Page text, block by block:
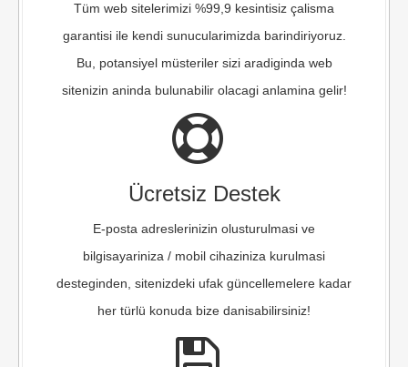
Tüm web sitelerimizi %99,9 kesintisiz çalisma
garantisi ile kendi sunucularimizda barindiriyoruz.
Bu, potansiyel müsteriler sizi aradiginda web
sitenizin aninda bulunabilir olacagi anlamina gelir!
Ücretsiz Destek
E-posta adreslerinizin olusturulmasi ve
bilgisayariniza / mobil cihaziniza kurulmasi
desteginden, sitenizdeki ufak güncellemelere kadar
her türlü konuda bize danisabilirsiniz!